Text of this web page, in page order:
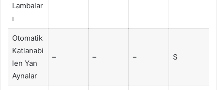
Lambalar
ı
Otomatik
Katlanabi
len Yan
Aynalar
– – – S